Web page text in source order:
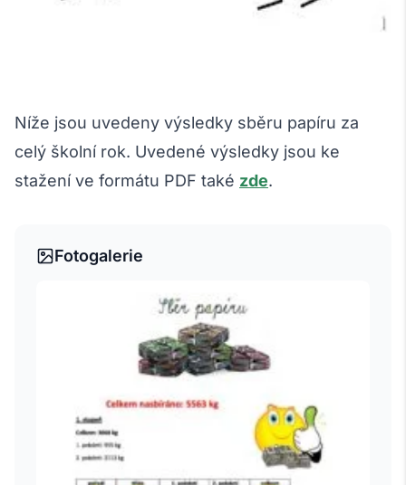
Níže jsou uvedeny výsledky sběru papíru za
celý školní rok. Uvedené výsledky jsou ke
stažení ve formátu PDF také zde.
Fotogalerie